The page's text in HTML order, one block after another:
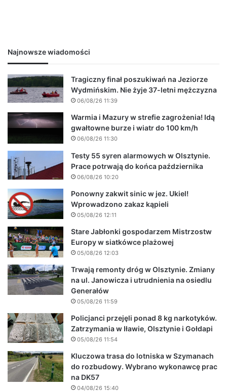
Najnowsze wiadomości
Tragiczny finał poszukiwań na Jeziorze
Wydmińskim. Nie żyje 37-letni mężczyzna
06/08/26 11:39
Warmia i Mazury w strefie zagrożenia! Idą
gwałtowne burze i wiatr do 100 km/h
06/08/26 11:30
Testy 55 syren alarmowych w Olsztynie.
Prace potrwają do końca października
06/08/26 10:20
Ponowny zakwit sinic w jez. Ukiel!
Wprowadzono zakaz kąpieli
05/08/26 12:11
Stare Jabłonki gospodarzem Mistrzostw
Europy w siatkówce plażowej
05/08/26 12:03
Trwają remonty dróg w Olsztynie. Zmiany
na ul. Janowicza i utrudnienia na osiedlu
Generałów
05/08/26 11:59
Policjanci przejęli ponad 8 kg narkotyków.
Zatrzymania w Iławie, Olsztynie i Gołdapi
05/08/26 11:54
Kluczowa trasa do lotniska w Szymanach
do rozbudowy. Wybrano wykonawcę prac
na DK57
04/08/26 15:40